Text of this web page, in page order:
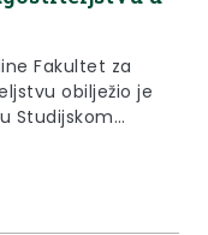
Fakultet za
obilježio je
Studijskom
ustanova u